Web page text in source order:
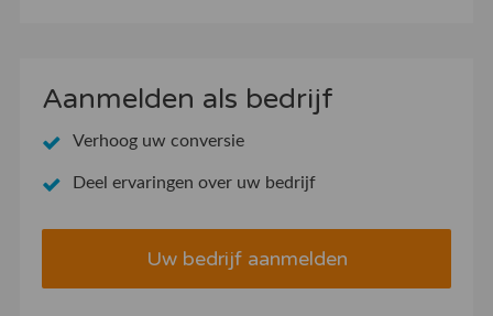
Aanmelden als bedrijf
Verhoog uw conversie
Deel ervaringen over uw bedrijf
Uw bedrijf aanmelden